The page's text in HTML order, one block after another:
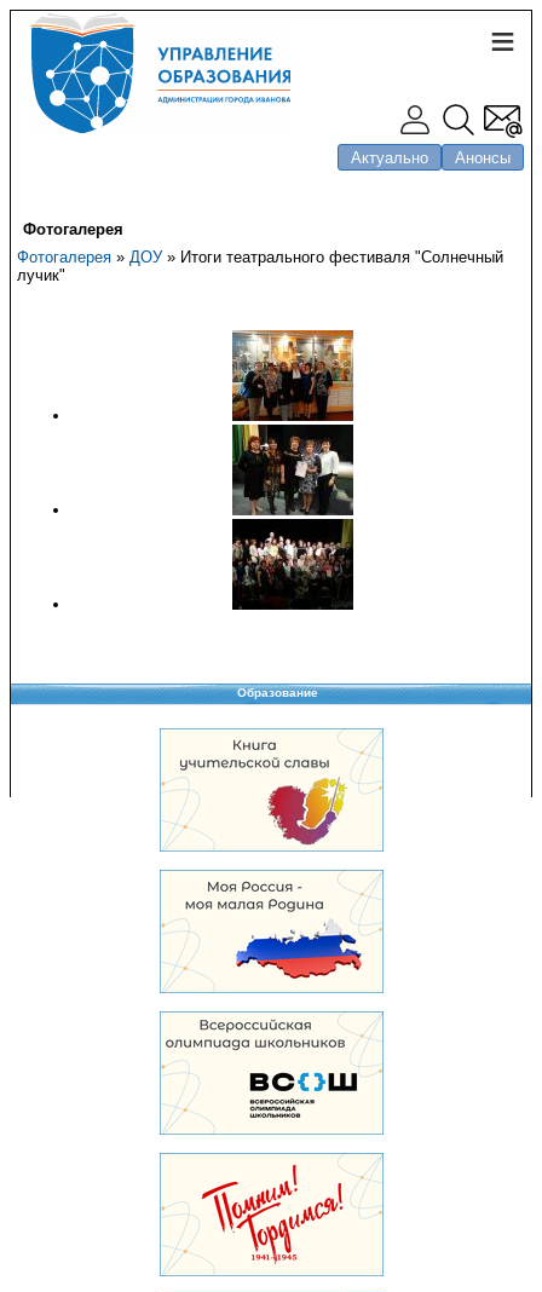
Актуально Анонсы
Фотогалерея
Фотогалерея » ДОУ» Итоги театрального фестиваля "Солнечный
лучик"
Образование
Copyright © 2008-2026 Управление образования
Перепечатка и использование материалов возможны только с разрешения
Управления образования.
103,968,997 уникальных посетителей